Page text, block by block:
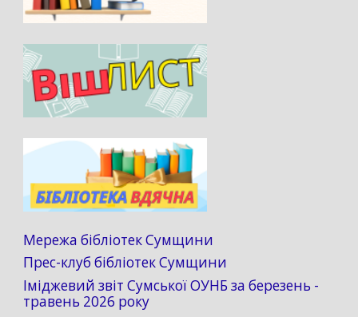
Мережа бібліотек Сумщини
Прес-клуб бібліотек Сумщини
Іміджевий звіт Сумської ОУНБ за березень -
травень 2026 року